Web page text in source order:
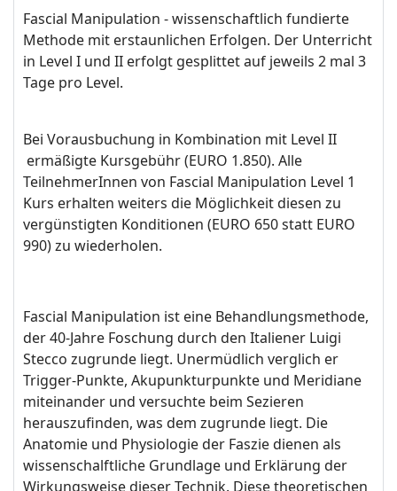
Fascial Manipulation - wissenschaftlich fundierte
Methode mit erstaunlichen Erfolgen. Der Unterricht
in Level I und II erfolgt gesplittet auf jeweils 2 mal 3
Tage pro Level.
Bei Vorausbuchung in Kombination mit Level II
ermäßigte Kursgebühr (EURO 1.850). Alle
TeilnehmerInnen von Fascial Manipulation Level 1
Kurs erhalten weiters die Möglichkeit diesen zu
vergünstigten Konditionen (EURO 650 statt EURO
990) zu wiederholen.
Fascial Manipulation ist eine Behandlungsmethode,
der 40-Jahre Foschung durch den Italiener Luigi
Stecco zugrunde liegt. Unermüdlich verglich er
Trigger-Punkte, Akupunkturpunkte und Meridiane
miteinander und versuchte beim Sezieren
herauszufinden, was dem zugrunde liegt. Die
Anatomie und Physiologie der Faszie dienen als
wissenschalftliche Grundlage und Erklärung der
Wirkungsweise dieser Technik. Diese theoretischen